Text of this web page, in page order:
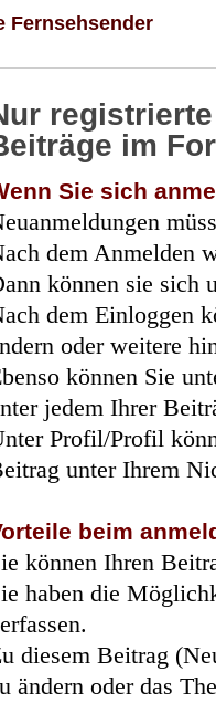
Fernsehsender
im
Sie sich
dem Anmelden
können sie sich
dem Einloggen
oder weitere
können Sie
jedem Ihrer
Profil/Profil
unter Ihrem
beim
können Ihren
haben die
diesem Beitrag
ändern oder das